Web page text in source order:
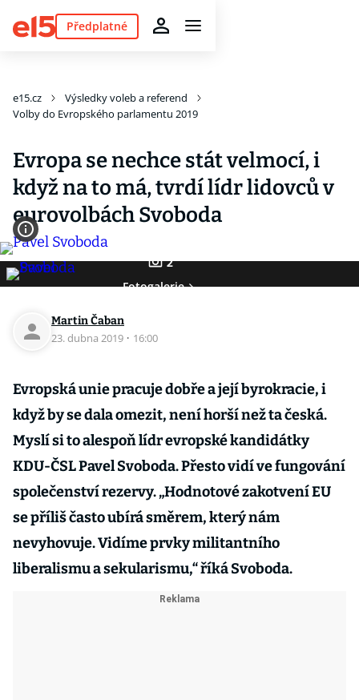
Předplatné
e15.cz
Výsledky voleb a referend
Volby do Evropského parlamentu 2019
Evropa se nechce stát velmocí, i
když na to má, tvrdí lídr lidovců v
eurovolbách Svoboda
2
Fotogalerie
Martin Čaban
23. dubna 2019 · 16:00
Evropská unie pracuje dobře a její byrokracie, i
když by se dala omezit, není horší než ta česká.
Myslí si to alespoň lídr evropské kandidátky
KDU-ČSL Pavel Svoboda. Přesto vidí ve fungování
společenství rezervy. „Hodnotové zakotvení EU
se příliš často ubírá směrem, který nám
nevyhovuje. Vidíme prvky militantního
liberalismu a sekularismu,“ říká Svoboda.